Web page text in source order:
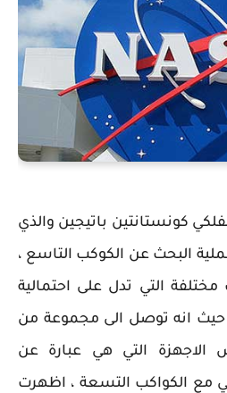
كونستانتين باتيجين والذي
البحث عن الكوكب التاسع ،
5 خطوات مختلفة التي تدل على احتمالية
انه توصل الى مجموعة من
الاجهزة التي هي عبارة عن
مع الكواكب التسعة ، اظهرت